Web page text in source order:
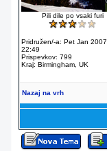
Pili dile po vsaki furi
Pridružen/-a: Pet Jan 2007
22:49
Prispevkov: 799
Kraj: Birmingham, UK
Nazaj na vrh